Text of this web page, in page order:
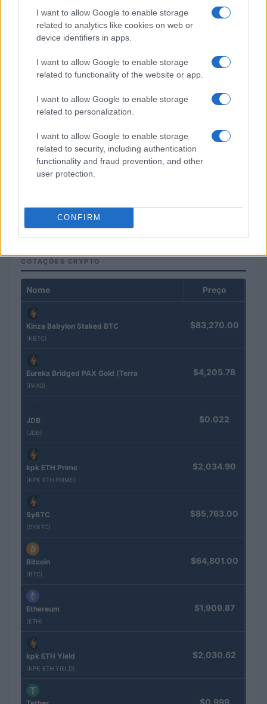
I want to allow Google to enable storage
related to analytics like cookies on web or
device identifiers in apps.
I want to allow Google to enable storage
related to functionality of the website or app.
I want to allow Google to enable storage
related to personalization.
I want to allow Google to enable storage
related to security, including authentication
functionality and fraud prevention, and other
user protection.
CONFIRM
NÃO CLASSIFICADO
Bruno Costa · 4 ago 2026
COTAÇÕES CRYPTO
Nome Preço
Kinza Babylon Staked BTC
(KBTC)
$83,270.00
Eureka Bridged PAX Gold (Terra
(PAXG)
$4,205.78
JDB
(JDB)
$0.022
kpk ETH Prime
(KPK ETH PRIME)
$2,034.90
SyBTC
(SYBTC)
$85,763.00
Bitcoin
(BTC)
$64,801.00
Ethereum
(ETH)
$1,909.87
kpk ETH Yield
(KPK ETH YIELD)
$2,030.62
$0.999